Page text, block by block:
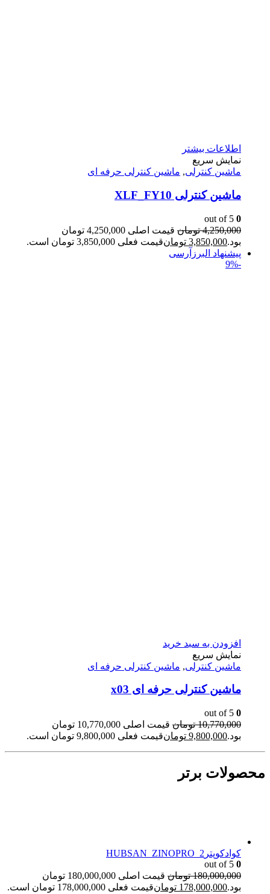
اطلاعات بیشتر
نمایش سریع
ماشین کنترلی, ماشین کنترلی حرفه ای
ماشین کنترلی XLF_FY10
0
4,250,000 تومان
قیمت اصلی 4,250,000 تومان
بود.3,850,000 تومانقیمت فعلی 3,850,000 تومان است.
پیشنهاد البرزآرسی
-9%
افزودن به سبد خرید
نمایش سریع
ماشین کنترلی, ماشین کنترلی حرفه ای
ماشین کنترلی حرفه ای x03
0
10,770,000 تومان
قیمت اصلی 10,770,000 تومان
بود.9,800,000 تومانقیمت فعلی 9,800,000 تومان است.
محصولات برتر
کوادکوپترHUBSAN_ZINOPRO_2
0
180,000,000 تومان
قیمت اصلی 180,000,000 تومان
بود.178,000,000 تومانقیمت فعلی 178,000,000 تومان است.